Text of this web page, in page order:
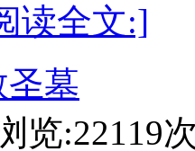
读全文:]
墓
览:22119